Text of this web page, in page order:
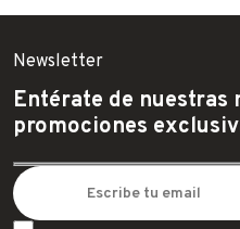
Newsletter
Entérate de nuestras
promociones